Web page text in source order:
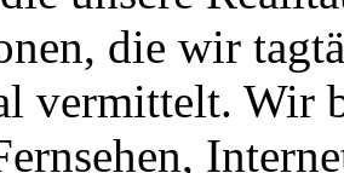
die wir
vermittelt. Wir